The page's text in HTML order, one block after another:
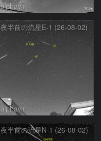
alphavir
夜半前の流星E-1 (26-08-02)
alphavir
夜半前の流星N-1 (26-08-02)